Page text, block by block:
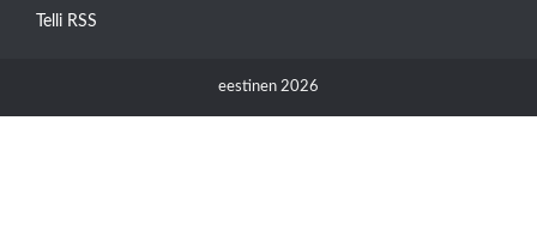
Telli RSS
eestinen 2026